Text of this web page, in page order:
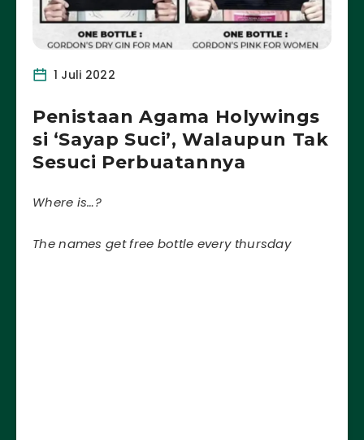
1 Juli 2022
Penistaan Agama Holywings
si ‘Sayap Suci’, Walaupun Tak
Sesuci Perbuatannya
Where is…?
The names get free bottle every thursday